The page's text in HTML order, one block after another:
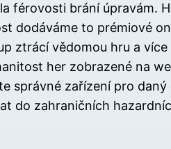
férovosti brání úpravám.
dodáváme to prémiové
ztrácí vědomou hru a
her zobrazené na
správné zařízení pro
do zahraničních